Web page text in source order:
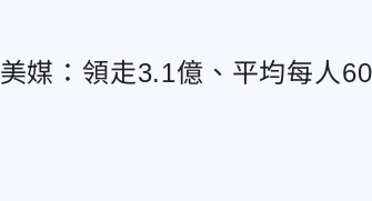
媒：領走3.1億、平均每人